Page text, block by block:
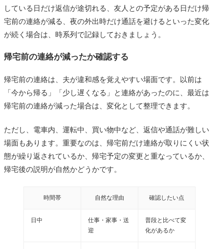
している日だけ返信が途切れる、友人との予定がある日だけ帰
宅前の連絡が減る、夜の外出時だけ通話を避けるといった変化
が続く場合は、時系列で記録しておきましょう。
帰宅前の連絡が減ったか確認する
帰宅前の連絡は、夫が違和感を覚えやすい場面です。以前は
「今から帰る」「少し遅くなる」と連絡があったのに、最近は
帰宅前の連絡が減った場合は、変化として整理できます。
ただし、電車内、運転中、買い物中など、返信や通話が難しい
場面もあります。重要なのは、帰宅前だけ連絡が取りにくい状
態が繰り返されているか、帰宅予定の変更と重なっているか、
帰宅後の説明が自然かどうかです。
時間帯 自然な理由 確認したい点
日中
仕事・家事・送
迎
普段と比べて変
化があるか